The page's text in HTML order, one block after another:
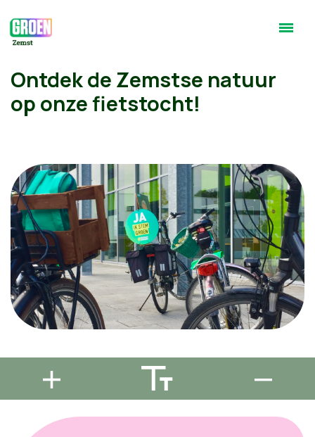
Ontdek de Zemstse natuur
op onze fietstocht!